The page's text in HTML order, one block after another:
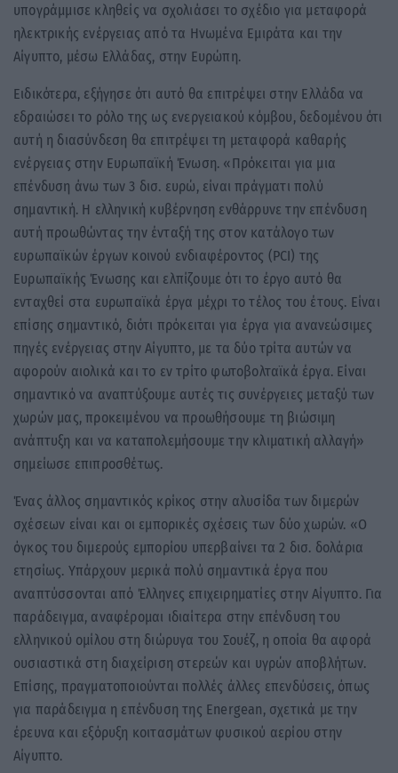
υπογράμμισε κληθείς να σχολιάσει το σχέδιο για μεταφορά
ηλεκτρικής ενέργειας από τα Ηνωμένα Εμιράτα και την
Αίγυπτο, μέσω Ελλάδας, στην Ευρώπη.
Ειδικότερα, εξήγησε ότι αυτό θα επιτρέψει στην Ελλάδα να
εδραιώσει το ρόλο της ως ενεργειακού κόμβου, δεδομένου ότι
αυτή η διασύνδεση θα επιτρέψει τη μεταφορά καθαρής
ενέργειας στην Ευρωπαϊκή Ένωση. «Πρόκειται για μια
επένδυση άνω των 3 δισ. ευρώ, είναι πράγματι πολύ
σημαντική. Η ελληνική κυβέρνηση ενθάρρυνε την επένδυση
αυτή προωθώντας την ένταξή της στον κατάλογο των
ευρωπαϊκών έργων κοινού ενδιαφέροντος (PCI) της
Ευρωπαϊκής Ένωσης και ελπίζουμε ότι το έργο αυτό θα
ενταχθεί στα ευρωπαϊκά έργα μέχρι το τέλος του έτους. Είναι
επίσης σημαντικό, διότι πρόκειται για έργα για ανανεώσιμες
πηγές ενέργειας στην Αίγυπτο, με τα δύο τρίτα αυτών να
αφορούν αιολικά και το εν τρίτο φωτοβολταϊκά έργα. Είναι
σημαντικό να αναπτύξουμε αυτές τις συνέργειες μεταξύ των
χωρών μας, προκειμένου να προωθήσουμε τη βιώσιμη
ανάπτυξη και να καταπολεμήσουμε την κλιματική αλλαγή»
σημείωσε επιπροσθέτως.
Ένας άλλος σημαντικός κρίκος στην αλυσίδα των διμερών
σχέσεων είναι και οι εμπορικές σχέσεις των δύο χωρών. «Ο
όγκος του διμερούς εμπορίου υπερβαίνει τα 2 δισ. δολάρια
ετησίως. Υπάρχουν μερικά πολύ σημαντικά έργα που
αναπτύσσονται από Έλληνες επιχειρηματίες στην Αίγυπτο. Για
παράδειγμα, αναφέρομαι ιδιαίτερα στην επένδυση του
ελληνικού ομίλου στη διώρυγα του Σουέζ, η οποία θα αφορά
ουσιαστικά στη διαχείριση στερεών και υγρών αποβλήτων.
Επίσης, πραγματοποιούνται πολλές άλλες επενδύσεις, όπως
για παράδειγμα η επένδυση της Energean, σχετικά με την
έρευνα και εξόρυξη κοιτασμάτων φυσικού αερίου στην
Αίγυπτο.